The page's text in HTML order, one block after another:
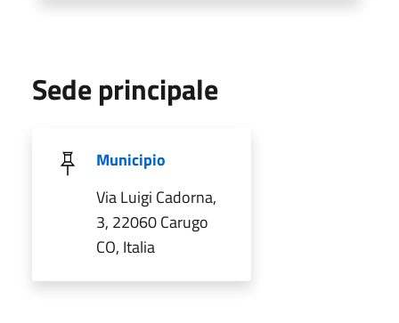
Sede principale
Municipio
Via Luigi Cadorna,
3, 22060 Carugo
CO, Italia